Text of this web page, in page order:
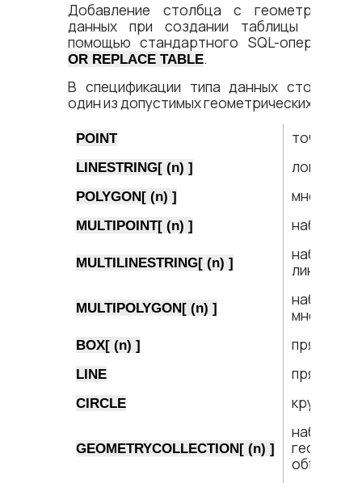
Добавление столбца с
данных при создании таблицы
помощью стандартного SQL-
OR REPLACE TABLE.
В спецификации типа данных столбца
один из допустимых геометрических типов:
POINT точка
LINESTRING[ (n) ] ломаная
POLYGON[ (n) ]
MULTIPOINT[ (n) ] набор
MULTILINESTRING[ (n) ]
набор
линий
MULTIPOLYGON[ (n) ]
набор
BOX[ (n) ]
LINE прямая
CIRCLE круг
GEOMETRYCOLLECTION[ (n) ]
набор
объектов